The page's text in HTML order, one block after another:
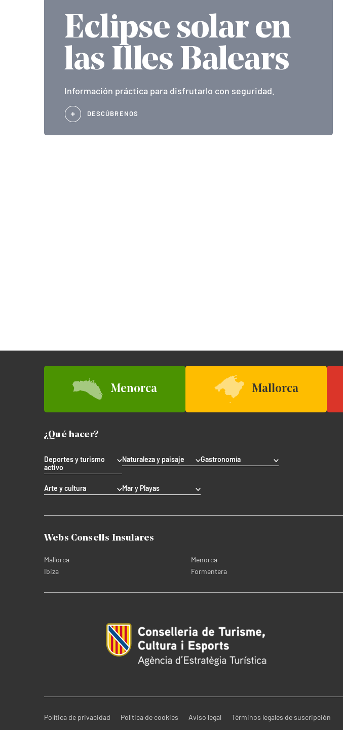
Eclipse solar en
las Illes Balears
Información práctica para disfrutarlo con seguridad.
DESCÚBRENOS
Menorca Mallorca
¿Qué hacer?
Deportes y turismo
activo
Naturaleza y paisaje Gastronomía
Arte y cultura Mar y Playas
Webs Consells Insulares
Mallorca
Menorca
Ibiza
Formentera
Política de privacidad Política de cookies Aviso legal
Términos legales de suscripción